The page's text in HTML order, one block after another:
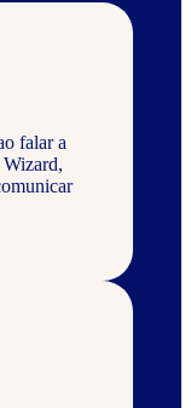
falar a
Wizard,